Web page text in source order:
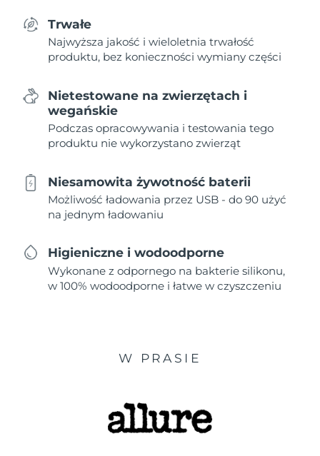
Trwałe
Najwyższa jakość i wieloletnia trwałość
produktu, bez konieczności wymiany części
Nietestowane na zwierzętach i
wegańskie
Podczas opracowywania i testowania tego
produktu nie wykorzystano zwierząt
Niesamowita żywotność baterii
Możliwość ładowania przez USB - do 90 użyć
na jednym ładowaniu
Higieniczne i wodoodporne
Wykonane z odpornego na bakterie silikonu,
w 100% wodoodporne i łatwe w czyszczeniu
W PRASIE